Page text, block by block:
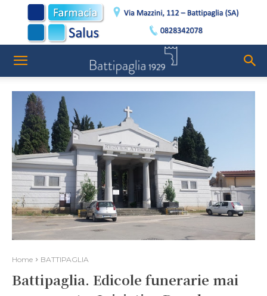
Home BATTIPAGLIA
Battipaglia. Edicole funerarie mai